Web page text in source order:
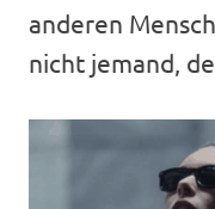
anderen
nicht jemand,